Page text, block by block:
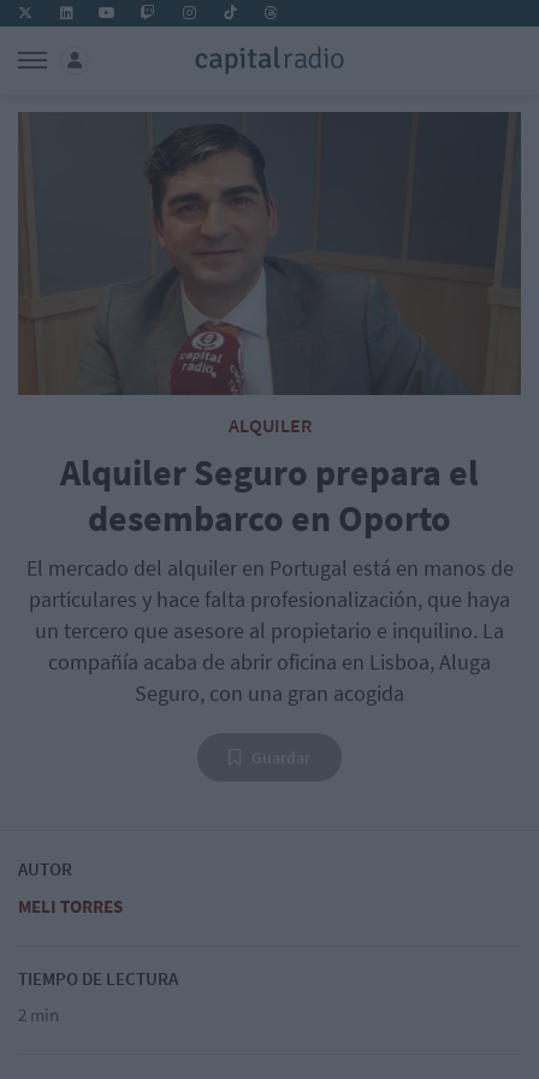
ALQUILER
Alquiler Seguro prepara el
desembarco en Oporto
El mercado del alquiler en Portugal está en manos de
particulares y hace falta profesionalización, que haya
un tercero que asesore al propietario e inquilino. La
compañía acaba de abrir oficina en Lisboa, Aluga
Seguro, con una gran acogida
AUTOR
MELI TORRES
TIEMPO DE LECTURA
2 min